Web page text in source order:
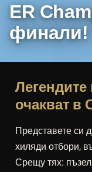
ER
финали!
Легендите
очакват в
Представете си
хиляди отбори,
Срещу тях: